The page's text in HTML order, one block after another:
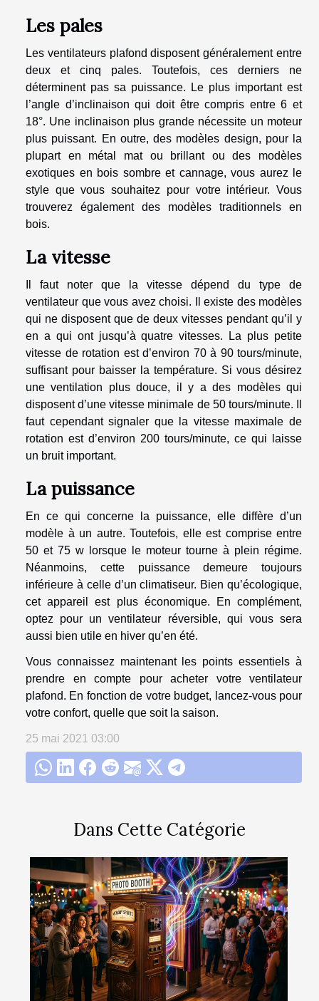
Dans Cette Catégorie
Les pales
Les ventilateurs plafond disposent généralement entre
deux et cinq pales. Toutefois, ces derniers ne
déterminent pas sa puissance. Le plus important est
l’angle d’inclinaison qui doit être compris entre 6 et
18°. Une inclinaison plus grande nécessite un moteur
plus puissant. En outre, des modèles design, pour la
plupart en métal mat ou brillant ou des modèles
exotiques en bois sombre et cannage, vous aurez le
style que vous souhaitez pour votre intérieur. Vous
trouverez également des modèles traditionnels en
bois.
La vitesse
Il faut noter que la vitesse dépend du type de
ventilateur que vous avez choisi. Il existe des modèles
qui ne disposent que de deux vitesses pendant qu’il y
en a qui ont jusqu’à quatre vitesses. La plus petite
vitesse de rotation est d’environ 70 à 90 tours/minute,
suffisant pour baisser la température. Si vous désirez
une ventilation plus douce, il y a des modèles qui
disposent d’une vitesse minimale de 50 tours/minute. Il
faut cependant signaler que la vitesse maximale de
rotation est d’environ 200 tours/minute, ce qui laisse
un bruit important.
La puissance
En ce qui concerne la puissance, elle diffère d’un
modèle à un autre. Toutefois, elle est comprise entre
50 et 75 w lorsque le moteur tourne à plein régime.
Néanmoins, cette puissance demeure toujours
inférieure à celle d’un climatiseur. Bien qu’écologique,
cet appareil est plus économique. En complément,
optez pour un ventilateur réversible, qui vous sera
aussi bien utile en hiver qu’en été.
Vous connaissez maintenant les points essentiels à
prendre en compte pour acheter votre ventilateur
plafond. En fonction de votre budget, lancez-vous pour
votre confort, quelle que soit la saison.
25 mai 2021 03:00